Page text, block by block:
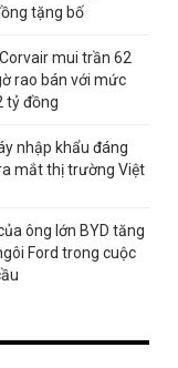
tặng bố
mui trần 62
rao bán với mức
tỷ đồng
nhập khẩu đáng
mắt thị trường Việt
ông lớn BYD tăng
Ford trong cuộc